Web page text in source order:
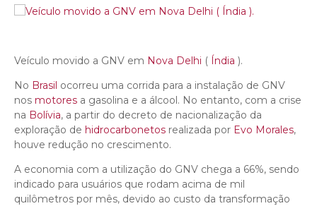
Veículo movido a GNV em Nova Delhi ( Índia ).
No Brasil ocorreu uma corrida para a instalação de GNV
nos motores a gasolina e a álcool. No entanto, com a crise
na Bolívia, a partir do decreto de nacionalização da
exploração de hidrocarbonetos realizada por Evo Morales,
houve redução no crescimento.
A economia com a utilização do GNV chega a 66%, sendo
indicado para usuários que rodam acima de mil
quilômetros por mês, devido ao custo da transformação